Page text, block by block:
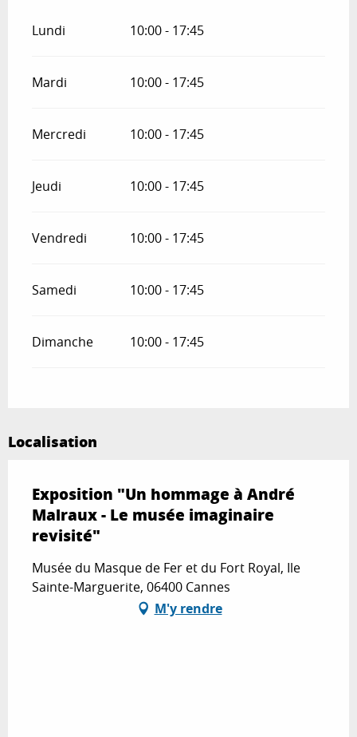
Lundi 10:00 - 17:45
Mardi 10:00 - 17:45
Mercredi 10:00 - 17:45
Jeudi 10:00 - 17:45
Vendredi 10:00 - 17:45
Samedi 10:00 - 17:45
Dimanche 10:00 - 17:45
Localisation
Exposition "Un hommage à André
Malraux - Le musée imaginaire
revisité"
Musée du Masque de Fer et du Fort Royal, Ile
Sainte-Marguerite, 06400 Cannes
M'y rendre